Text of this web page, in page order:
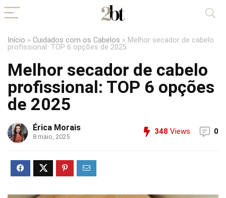
Início » Cuidados com os Cabelos » Melhor secador de cabelo
profissional: TOP 6 opções de 2025
Melhor secador de cabelo
profissional: TOP 6 opções
de 2025
Érica Morais
8 maio, 2025
348 Views 0